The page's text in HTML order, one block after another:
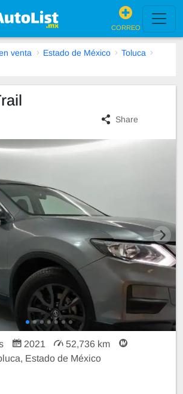
CORREO
venta Estado de México
Toluca
Share
2021
52,736 km
Estado de México